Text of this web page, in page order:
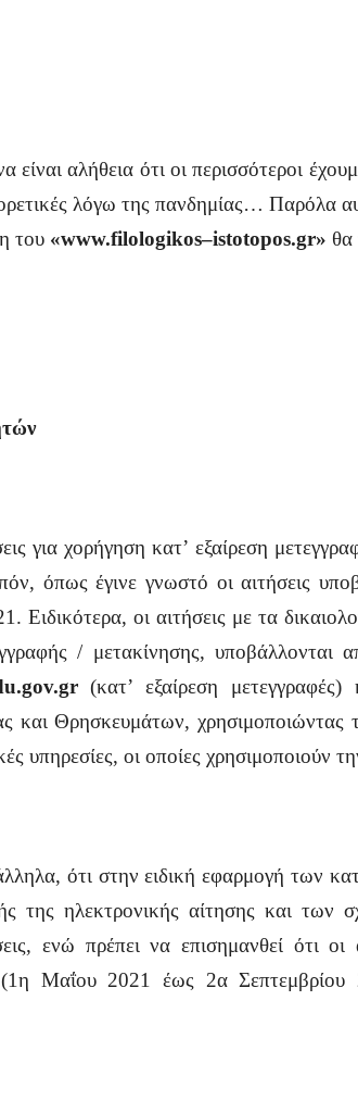
είναι αλήθεια ότι οι περισσότεροι
λόγω της πανδημίας… Παρόλα
του «www.filologikos–istotopos.gr» θα
για χορήγηση κατ’ εξαίρεση
όπως έγινε γνωστό οι αιτήσεις
Ειδικότερα, οι αιτήσεις με τα
/ μετακίνησης, υποβάλλονται
(κατ’ εξαίρεση
και Θρησκευμάτων,
υπηρεσίες, οι οποίες
ότι στην ειδική εφαρμογή των
της ηλεκτρονικής αίτησης και των
ενώ πρέπει να επισημανθεί ότι
Μαΐου 2021 έως 2α Σεπτεμβρίου